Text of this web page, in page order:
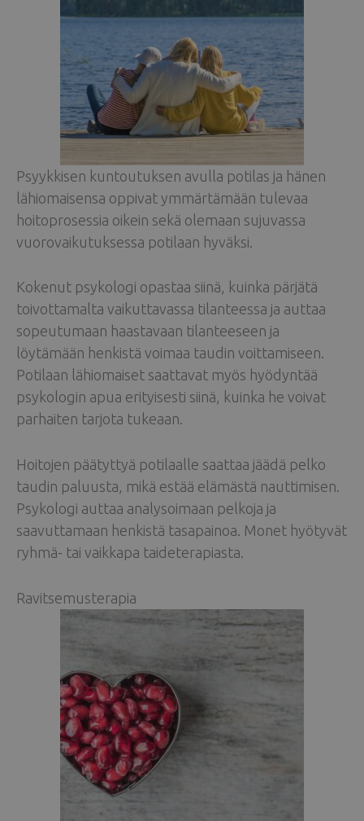
Psyykkisen kuntoutuksen avulla potilas ja hänen
lähiomaisensa oppivat ymmärtämään tulevaa
hoitoprosessia oikein sekä olemaan sujuvassa
vuorovaikutuksessa potilaan hyväksi.
Kokenut psykologi opastaa siinä, kuinka pärjätä
toivottamalta vaikuttavassa tilanteessa ja auttaa
sopeutumaan haastavaan tilanteeseen ja
löytämään henkistä voimaa taudin voittamiseen.
Potilaan lähiomaiset saattavat myös hyödyntää
psykologin apua erityisesti siinä, kuinka he voivat
parhaiten tarjota tukeaan.
Hoitojen päätyttyä potilaalle saattaa jäädä pelko
taudin paluusta, mikä estää elämästä nauttimisen.
Psykologi auttaa analysoimaan pelkoja ja
saavuttamaan henkistä tasapainoa. Monet hyötyvät
ryhmä- tai vaikkapa taideterapiasta.
Ravitsemusterapia